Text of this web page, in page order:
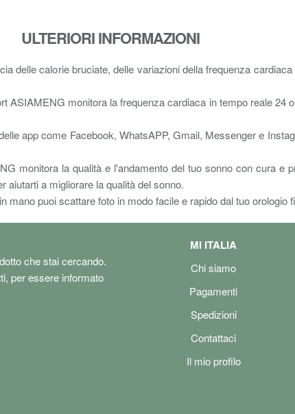
ULTERIORI INFORMAZIONI
delle calorie bruciate, delle variazioni della frequenza
ASIAMENG monitora la frequenza cardiaca in tempo reale 24
app come Facebook, WhatsAPP, Gmail, Messenger e
monitora la qualità e l'andamento del tuo sonno con cura e
aiutarti a migliorare la qualità del sonno.
puoi scattare foto in modo facile e rapido dal tuo
che stai cercando.
per essere informato
MI ITALIA
Chi siamo
Pagamenti
Spedizioni
Contattaci
Il mio profilo